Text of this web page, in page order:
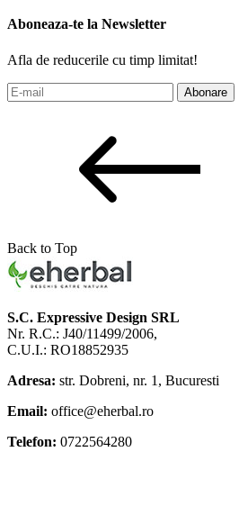
Aboneaza-te la Newsletter
Afla de reducerile cu timp limitat!
Abonare
Back to Top
S.C. Expressive Design SRL
Nr. R.C.: J40/11499/2006,
C.U.I.: RO18852935
Adresa: str. Dobreni, nr. 1, Bucuresti
Email: office@eherbal.ro
Telefon: 0722564280